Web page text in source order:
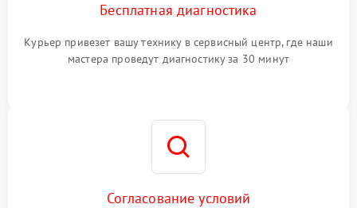
Бесплатная диагностика
Курьер привезет вашу технику в сервисный центр, где наши
мастера проведут диагностику за 30 минут
Согласование условий